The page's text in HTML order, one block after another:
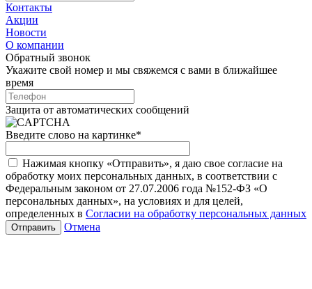
Контакты
Акции
Новости
О компании
Обратный звонок
Укажите свой номер и мы свяжемся с вами в ближайшее
время
Защита от автоматических сообщений
Введите слово на картинке*
Нажимая кнопку «Отправить», я даю свое согласие на
обработку моих персональных данных, в соответствии с
Федеральным законом от 27.07.2006 года №152-ФЗ «О
персональных данных», на условиях и для целей,
определенных в Согласии на обработку персональных данных
Отмена